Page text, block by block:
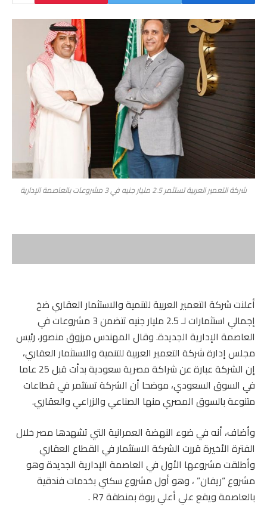
شركة التعمير العربية تستثمر 2.5 مليار جنيه في 3 مشروعات بالعاصمة الإدارية
أعلنت شركة التعمير العربية للتنمية والاستثمار العقاري ضخ
إجمالي استثمارات لـ 2.5 مليار جنيه تتضمن 3 مشروعات في
العاصمة الإدارية الجديدة. وقال المهندس مرزوق منصور، رئيس
مجلس إدارة شركة التعمير العربية للتنمية والاستثمار العقاري،
إن الشركة عبارة عن شراكة مصرية سعودية بدأت قبل 25 عاما
في السوق السعودي، موضحا أن الشركة تستثمر في قطاعات
متنوعة بالسوق المصري منها الصناعي والزراعي والعقاري.
وأضاف، أنه في ضوء النهضة العمرانية التي تشهدها مصر خلال
الفترة الأخيرة قررت الشركة الاستثمار في القطاع العقاري
وأطلقت مشروعها الأول في العاصمة الإدارية الجديدة وهو
مشروع “ريفان” ، وهو أول مشروع سكني بخدمات فندقية
بالعاصمة ويقع علي أعلي ربوة بمنطقة R7 .